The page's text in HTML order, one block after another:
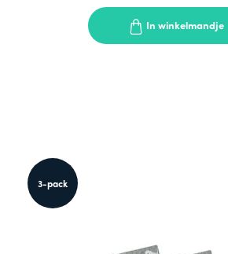
In winkelmandje
3-pack